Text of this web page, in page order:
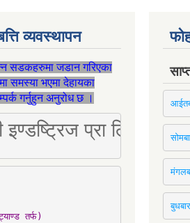
व्यवस्थापन
सडकहरुमा जडान गरिएका
समस्या भएमा देहायका
गर्नुहुन अनुरोध छ ।
इण्डष्ट्रिज प्रा लि
तर्फ)